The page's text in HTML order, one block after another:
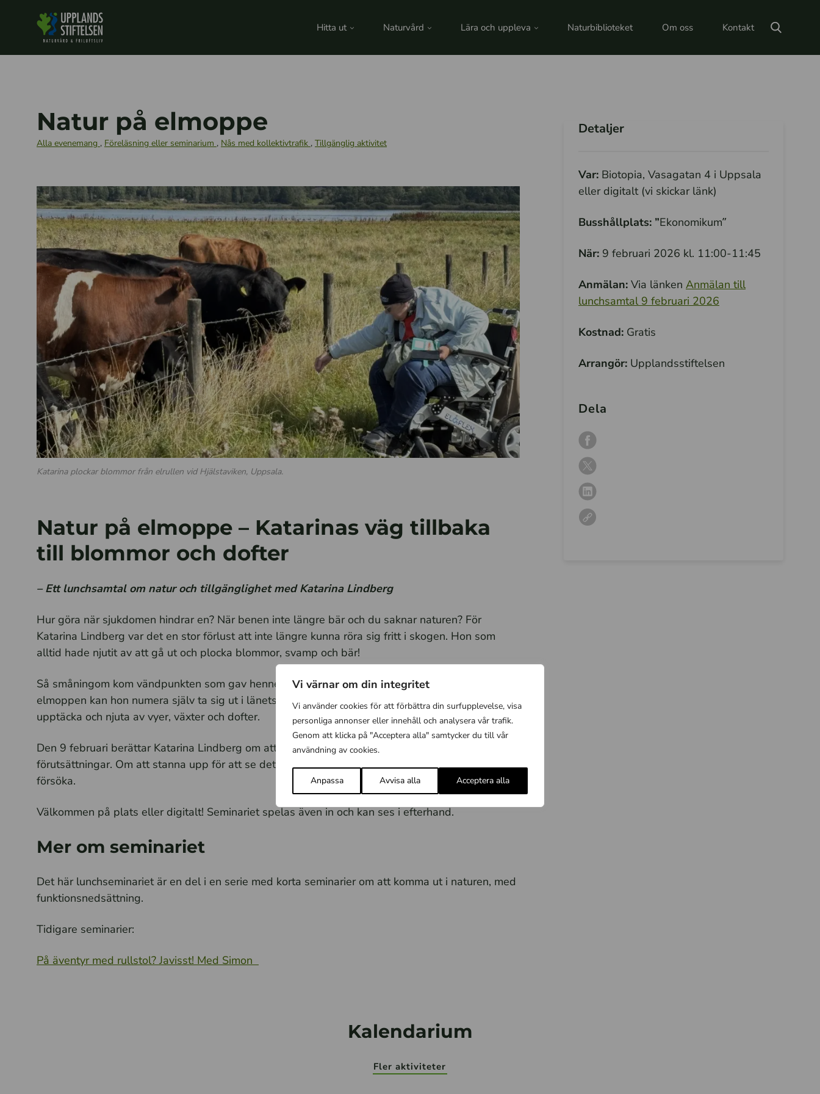
Vi värnar om din integritet
Vi använder cookies för att förbättra din surfupplevelse, visa
personliga annonser eller innehåll och analysera vår trafik.
Genom att klicka på "Acceptera alla" samtycker du till vår
användning av cookies.
Anpassa Avvisa alla Acceptera alla
Hitta ut Naturvård Lära och uppleva Naturbiblioteket Om oss Kontakt
Natur på elmoppe
Alla evenemang , Föreläsning eller seminarium , Nås med kollektivtrafik , Tillgänglig aktivitet
Katarina plockar blommor från elrullen vid Hjälstaviken, Uppsala.
Natur på elmoppe – Katarinas väg tillbaka
till blommor och dofter
– Ett lunchsamtal om natur och tillgänglighet med Katarina Lindberg
Hur göra när sjukdomen hindrar en? När benen inte längre bär och du saknar naturen? För
Katarina Lindberg var det en stor förlust att inte längre kunna röra sig fritt i skogen. Hon som
alltid hade njutit av att gå ut och plocka blommor, svamp och bär!
Så småningom kom vändpunkten som gav henne glädjeämnena tillbaka: elmoppen. Med
elmoppen kan hon numera själv ta sig ut i länets tillgängliga naturområden och fortsätta
upptäcka och njuta av vyer, växter och dofter.
Den 9 februari berättar Katarina Lindberg om att uppleva naturen med nya fysiska
förutsättningar. Om att stanna upp för att se detaljerna, om kottars betydelse och om att våga
försöka.
Välkommen på plats eller digitalt! Seminariet spelas även in och kan ses i efterhand.
Mer om seminariet
Det här lunchseminariet är en del i en serie med korta seminarier om att komma ut i naturen, med
funktionsnedsättning.
Tidigare seminarier:
På äventyr med rullstol? Javisst! Med Simon
Detaljer
Var: Biotopia, Vasagatan 4 i Uppsala
eller digitalt (vi skickar länk)
Busshållplats: ”Ekonomikum”
När: 9 februari 2026 kl. 11:00-11:45
Anmälan: Via länken Anmälan till
lunchsamtal 9 februari 2026
Kostnad: Gratis
Arrangör: Upplandsstiftelsen
Dela
Kalendarium
Fler aktiviteter